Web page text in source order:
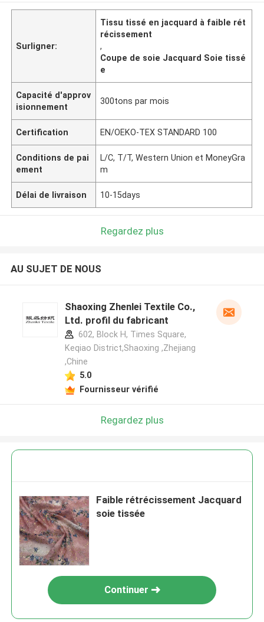
Surligner:
Tissu tissé en jacquard à faible rét
récissement
,
Coupe de soie Jacquard Soie tissé
e
Capacité d'approv
isionnement
300tons par mois
Certification EN/OEKO-TEX STANDARD 100
Conditions de pai
ement
L/C, T/T, Western Union et MoneyGra
m
Délai de livraison 10-15days
Regardez plus
AU SUJET DE NOUS
Shaoxing Zhenlei Textile Co.,
Ltd. profil du fabricant
602, Block H, Times Square,
Keqiao District,Shaoxing ,Zhejiang
,Chine
5.0
Fournisseur vérifié
Regardez plus
Faible rétrécissement Jacquard
soie tissée
Continuer